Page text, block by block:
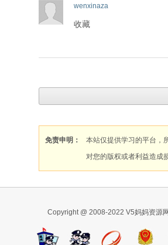
wenxinaza
收藏
免责申明：
本站仅提供学习的平台，
对您的版权或者利益造成
Copyright @ 2008-2022 V5妈妈资源